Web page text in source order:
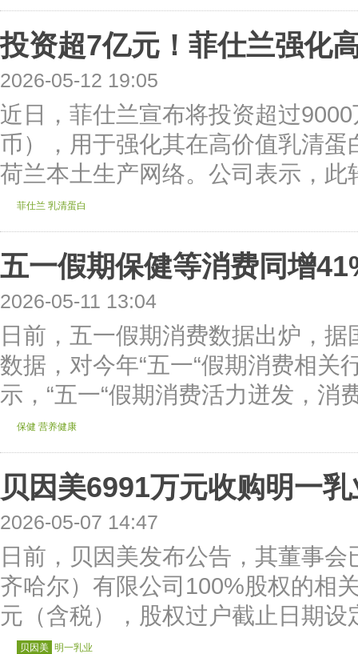
投资超7亿元！菲仕兰强化
2026-05-12 19:05
近日，菲仕兰宣布将投资超过
币），用于强化其在高价值乳清
荷兰本土生产网络。公司表示，
菲仕兰 乳清蛋白
五一假期保健等消费同增
2026-05-11 13:04
日前，五一假期消费数据出炉，
数据，对今年“五一“假期消费相关
示，“五一“假期消费活力迸发，消
保健 营养健康
贝因美6991万元收购明一
2026-05-07 14:47
日前，贝因美发布公告，其董事
齐哈尔）有限公司100%股权的相
元（含税），股权过户截止日期
贝因美 明一乳业